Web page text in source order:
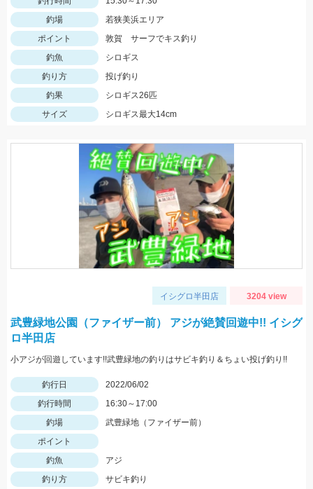
釣場
若狭美浜エリア
ポイント
敦賀 サーフでキス釣り
釣魚
シロギス
釣り方
投げ釣り
釣果
シロギス26匹
サイズ
シロギス最大14cm
イシグロ半田店 3204 view
武豊緑地公園（ファイザー前） アジが絶賛回遊中!! イシグ
ロ半田店
小アジが回遊しています!!武豊緑地の釣りはサビキ釣り＆ちょい投げ釣り!!
釣行日
2022/06/02
釣行時間
16:30～17:00
釣場
武豊緑地（ファイザー前）
ポイント
釣魚
アジ
釣り方
サビキ釣り